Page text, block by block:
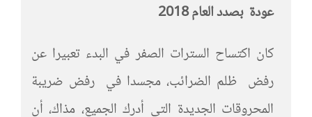
عودة بصدد العام 2018
كان اكتساح السترات الصفر في البدء تعبيرا عن
رفض ظلم الضرائب، مجسدا في رفض ضريبة
المحروقات الجديدة التي أدرك الجميع، مذاك، أن